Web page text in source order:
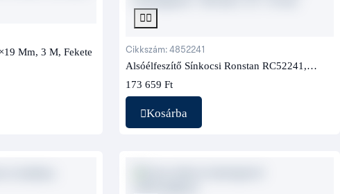
Mm, 3 M, Fekete
Cikkszám: 4852241
Alsóélfeszítő Sínkocsi Ronstan RC52241,
173 659 Ft
Kosárba